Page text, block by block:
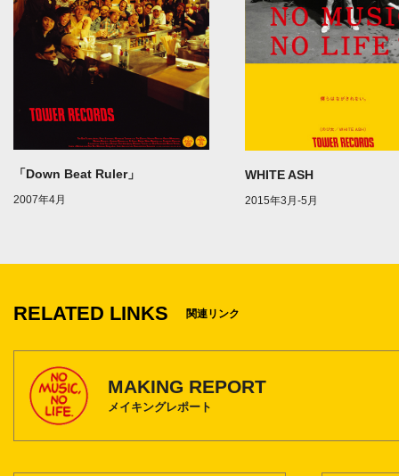
「Down Beat Ruler」
2007年4月
WHITE ASH
2015年3月-5月
RELATED LINKS 関連リンク
MAKING REPORT
メイキングレポート